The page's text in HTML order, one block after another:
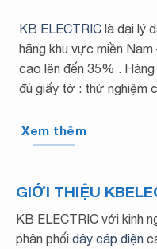
KB ELECTRIC là đại lý
hãng khu vực miền
cao lên đến 35% .
đủ giấy tờ : thử nghiệm
Xem thêm
GIỚI THIỆU
KB ELECTRIC với kinh
phân phối dây cáp điện